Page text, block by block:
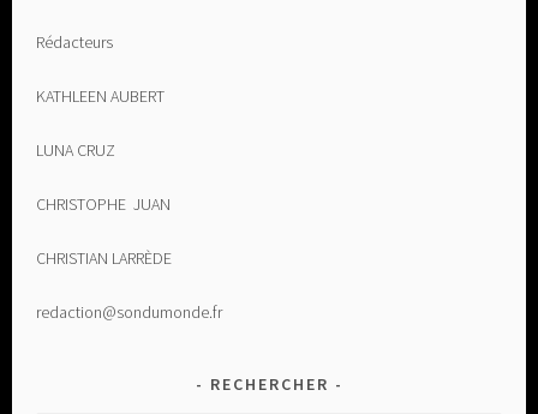
Rédacteurs
KATHLEEN AUBERT
LUNA CRUZ
CHRISTOPHE JUAN
CHRISTIAN LARRÈDE
redaction@sondumonde.fr
RECHERCHER